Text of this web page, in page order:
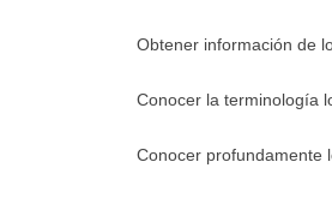
Obtener información de
Conocer la terminología
Conocer profundamente